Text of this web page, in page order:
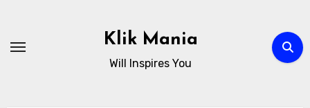
content
Klik Mania
Will Inspires You